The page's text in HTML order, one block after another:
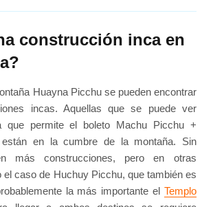
construcción inca en
Huayna Picchu se pueden encontrar
incas. Aquellas que se puede ver
que permite el boleto Machu Picchu +
están en la cumbre de la montaña. Sin
más construcciones, pero en otras
el caso de Huchuy Picchu, que también es
la más importante el Templo